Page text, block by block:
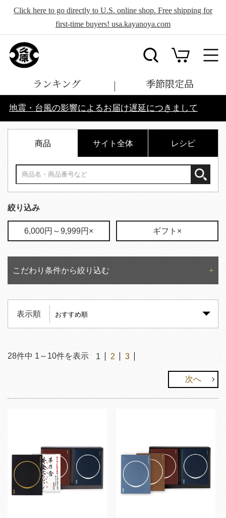
Click here to go directly to U.S. online shop. Free shipping for
first-time buyers! usa.kayanoya.com
ランキング 季節限定品
地震・台風の影響によるお届け遅延につきまして
商品 サイト全体 レシピ
絞り込み
6,000円～9,999円× ギフト×
こだわり条件から絞り込む
表示順
28件中 1 ～ 10件を表示 1 2 3
次へ